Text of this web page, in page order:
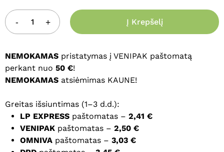
Į Krepšelį
NEMOKAMAS pristatymas į VENIPAK paštomatą
perkant nuo 50 €!
NEMOKAMAS atsiėmimas KAUNE!
Greitas išsiuntimas (1–3 d.d.):
LP EXPRESS paštomatas – 2,41 €
VENIPAK paštomatas – 2,50 €
OMNIVA paštomatas – 3,03 €
interneto puslapį, kad jų nebereiktų
įvesti iš naujo, kai kitą kartą vėl norėsiu